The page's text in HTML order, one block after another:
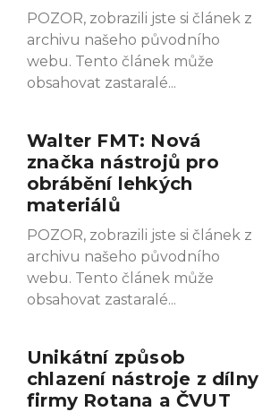
POZOR, zobrazili jste si článek z
archivu našeho původního
webu. Tento článek může
obsahovat zastaralé
Walter FMT: Nová
značka nástrojů pro
obrábění lehkých
materiálů
POZOR, zobrazili jste si článek z
archivu našeho původního
webu. Tento článek může
obsahovat zastaralé
Unikátní způsob
chlazení nástroje z dílny
firmy Rotana a ČVUT